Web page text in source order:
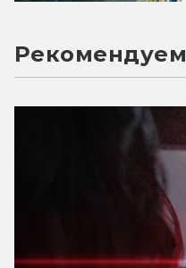
Рекомендуем